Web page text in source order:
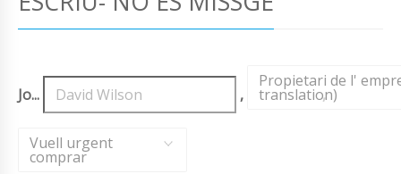
Jo... ,
Propietari de l'
translation)
,
Vuell urgent
comprar